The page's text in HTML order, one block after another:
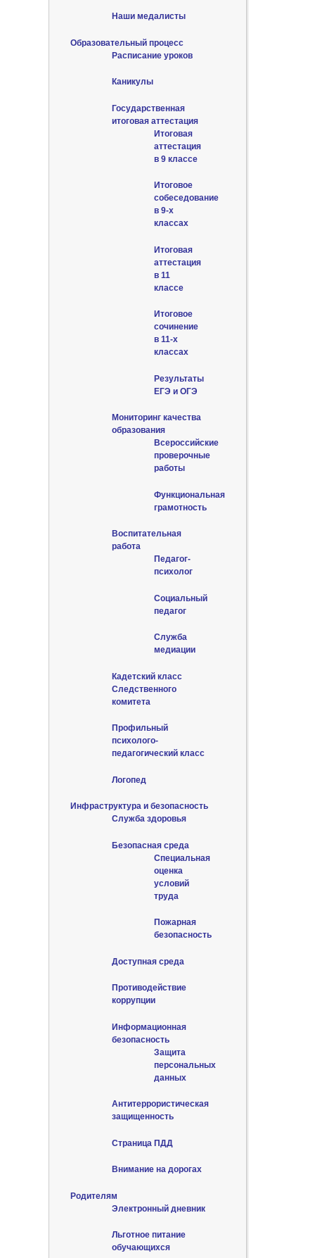
Наши медалисты
Образовательный процесс
Расписание уроков
Каникулы
Государственная
итоговая аттестация
Итоговая
аттестация
в 9 классе
Итоговое
собеседование
в 9-х
классах
Итоговая
аттестация
в 11
классе
Итоговое
сочинение
в 11-х
классах
Результаты
ЕГЭ и ОГЭ
Мониторинг качества
образования
Всероссийские
проверочные
работы
Функциональная
грамотность
Воспитательная
работа
Педагог-
психолог
Социальный
педагог
Служба
медиации
Кадетский класс
Следственного
комитета
Профильный
психолого-
педагогический класс
Логопед
Инфраструктура и безопасность
Служба здоровья
Безопасная среда
Специальная
оценка
условий
труда
Пожарная
безопасность
Доступная среда
Противодействие
коррупции
Информационная
безопасность
Защита
персональных
данных
Антитеррористическая
защищенность
Страница ПДД
Внимание на дорогах
Родителям
Электронный дневник
Льготное питание
обучающихся